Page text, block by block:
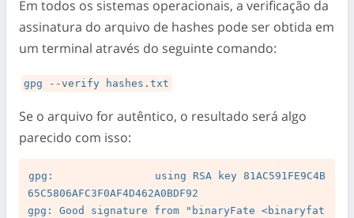
Em todos os sistemas operacionais, a verificação da
assinatura do arquivo de hashes pode ser obtida em
um terminal através do seguinte comando:
gpg --verify hashes.txt
Se o arquivo for autêntico, o resultado será algo
parecido com isso:
gpg:                using RSA key 81AC591FE9C4B
65C5806AFC3F0AF4D462A0BDF92
gpg: Good signature from "binaryFate <binaryfat